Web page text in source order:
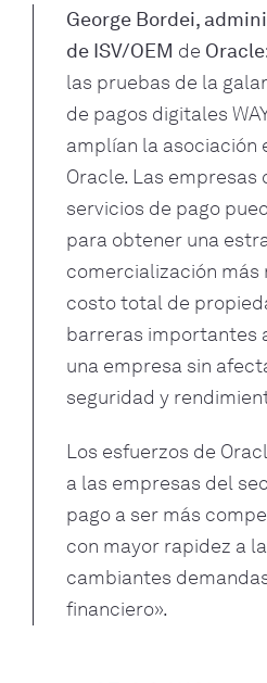
George Bordei,
de ISV/OEM de Oracle
las pruebas de la
de pagos digitales
amplían la asociación
Oracle. Las empresas
servicios de pago
para obtener una
comercialización
costo total de
barreras importantes
una empresa sin
seguridad y
Los esfuerzos de
a las empresas del
pago a ser más
con mayor rapidez a
cambiantes
financiero».